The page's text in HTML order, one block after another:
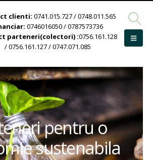
clienti: 0741.015.727 / 0748.011.565
0746016050 / 0787573736
parteneri(colectori) :0756.161.128
/ 0756.161.127 / 0747.071.085
pentru o
sustenabila